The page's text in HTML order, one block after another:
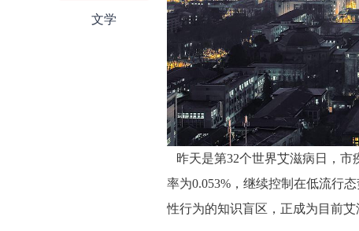
文学
昨天是第32个世界艾滋病日，
率为0.053%，继续控制在低流行
性行为的知识盲区，正成为目前艾